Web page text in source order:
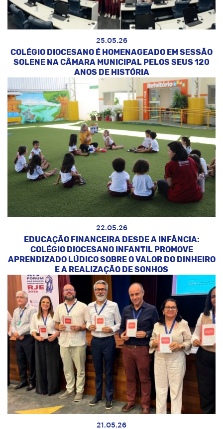
25.05.26
COLÉGIO DIOCESANO É HOMENAGEADO EM SESSÃO
SOLENE NA CÂMARA MUNICIPAL PELOS SEUS 120
ANOS DE HISTÓRIA
22.05.26
EDUCAÇÃO FINANCEIRA DESDE A INFÂNCIA:
COLÉGIO DIOCESANO INFANTIL PROMOVE
APRENDIZADO LÚDICO SOBRE O VALOR DO DINHEIRO
E A REALIZAÇÃO DE SONHOS
21.05.26